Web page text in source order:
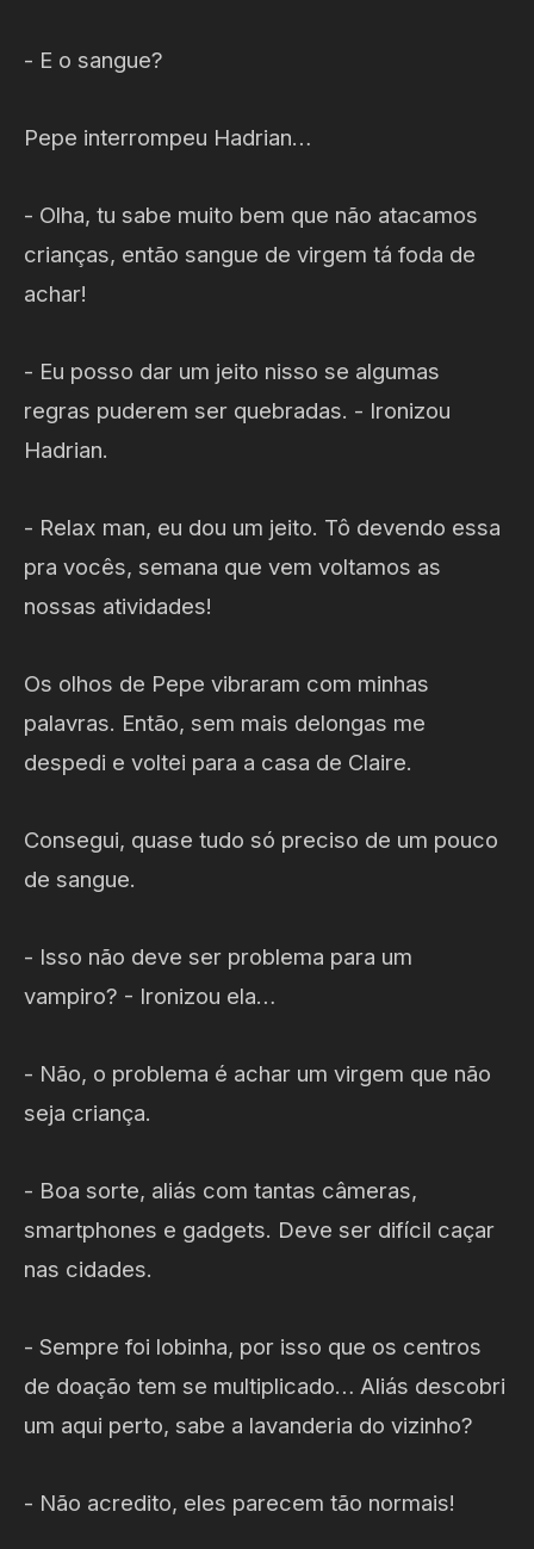
- E o sangue?
Pepe interrompeu Hadrian…
- Olha, tu sabe muito bem que não atacamos
crianças, então sangue de virgem tá foda de
achar!
- Eu posso dar um jeito nisso se algumas
regras puderem ser quebradas. - Ironizou
Hadrian.
- Relax man, eu dou um jeito. Tô devendo essa
pra vocês, semana que vem voltamos as
nossas atividades!
Os olhos de Pepe vibraram com minhas
palavras. Então, sem mais delongas me
despedi e voltei para a casa de Claire.
Consegui, quase tudo só preciso de um pouco
de sangue.
- Isso não deve ser problema para um
vampiro? - Ironizou ela…
- Não, o problema é achar um virgem que não
seja criança.
- Boa sorte, aliás com tantas câmeras,
smartphones e gadgets. Deve ser difícil caçar
nas cidades.
- Sempre foi lobinha, por isso que os centros
de doação tem se multiplicado… Aliás descobri
um aqui perto, sabe a lavanderia do vizinho?
- Não acredito, eles parecem tão normais!